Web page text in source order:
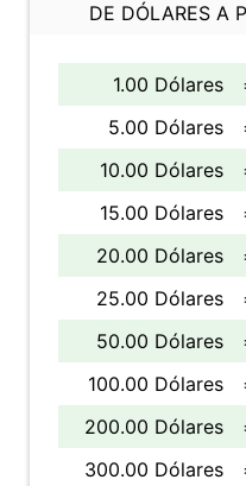
DE DÓLARES A
1.00 Dólares
5.00 Dólares
10.00 Dólares
15.00 Dólares
20.00 Dólares
25.00 Dólares
50.00 Dólares
100.00 Dólares
200.00 Dólares
300.00 Dólares